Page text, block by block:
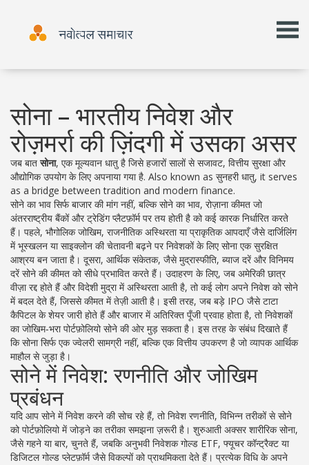
सोना – भारतीय निवेश और
रोज़मर्रा की ज़िंदगी में उसका असर
जब बातसोना, एक मूल्यवान धातु है जिसे हजारों सालों से सजावट, वित्तीय सुरक्षा और
औद्योगिक उपयोग के लिए अपनाया गया है. Also known as सुनहरी धातु, it serves
as a bridge between tradition and modern finance.
सोने का भाव सिर्फ बाजार की मांग नहीं, बल्किसोने का भाव, रोज़ाना कीमत जो
अंतरराष्ट्रीय बैंकों और ट्रेडिंग प्लैटफ़ॉर्म पर तय होती है को कई कारक निर्धारित करते
हैं। पहले, भौगोलिक जोखिम, राजनीतिक अस्थिरता या प्राकृतिक आपदाएँ जैसे दार्जिलिंग
में भूस्खलन या साइक्लोन की चेतावनीबढ़ने पर निवेशकों के लिए सोना एक सुरक्षित
आश्रय बन जाता है। दूसरा, आर्थिक संकेतक, जैसे मुद्रास्फीति, ब्याज दरें और विनिमय
दरेंसोने की कीमत को सीधे प्रभावित करते हैं। उदाहरण के लिए, जब अमेरिकी छात्र
वीज़ा रद्द होते हैं और विदेशी मुद्रा में अस्थिरता आती है, तो कई लोग अपने निवेश को सोने
में बदल देते हैं, जिससे कीमत में तेज़ी आती है। इसी तरह, जब बड़े IPO जैसे टाटा
कैपिटल के शेयर जारी होते हैं और बाजार में अतिरिक्त पूँजी प्रवाह होता है, तो निवेशकों
का जोखिम‑भरा पोर्टफ़ोलियो सोने की ओर मुड़ सकता है। इस तरह के संबंध दिखाते हैं
कि सोना सिर्फ एक ज्वेलरी सामग्री नहीं, बल्कि एक वित्तीय उपकरण है जो व्यापक आर्थिक
माहौल से जुड़ा है।
सोने में निवेश: रणनीति और जोखिम
प्रबंधन
यदि आप सोने में निवेश करने की सोच रहे हैं, तोनिवेश रणनीति, विभिन्न तरीकों से सोने
को पोर्टफ़ोलियो में जोड़ने का तरीकासमझना ज़रूरी है। शुरुआती अक्सर शारीरिक सोना,
जैसे गहने या बार, चुनते हैं, जबकि अनुभवी निवेशक गोल्ड ETF, फ्यूचर कॉन्ट्रैक्ट या
डिजिटल गोल्ड प्लेटफ़ॉर्म जैसे विकल्पों को प्राथमिकता देते हैं। प्रत्येक विधि के अपने